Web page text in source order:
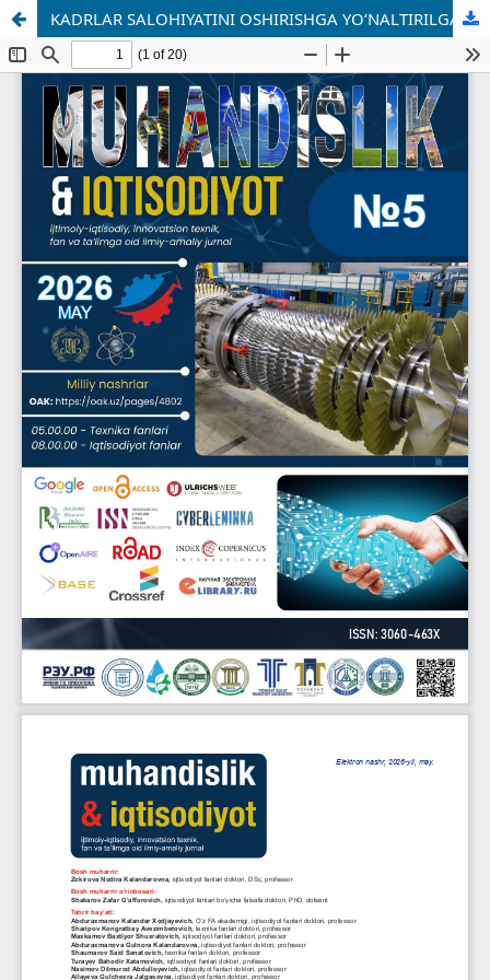
KADRLAR SALOHIYATINI OSHIRISHGA YO‘NALTIRILGAN TASHKILIY-IQTISODIY MEXANIZMLARNI TAKOMILLASHTIRISH